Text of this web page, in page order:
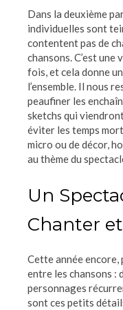
Dans la deuxième
individuelles sont
contentent pas de
chansons. C’est une
fois, et cela donne
l’ensemble. Il nous
peaufiner les
sketchs qui
éviter les temps
micro ou de décor,
au thème du
Un
Chanter
Cette année
entre les chansons :
personnages
sont ces petits